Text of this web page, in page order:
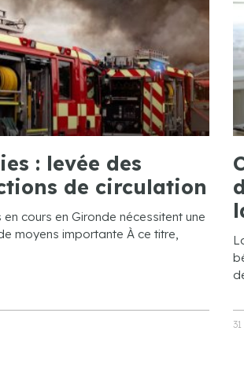
: levée des
de circulation
en cours en Gironde nécessitent une
moyens importante À ce titre,